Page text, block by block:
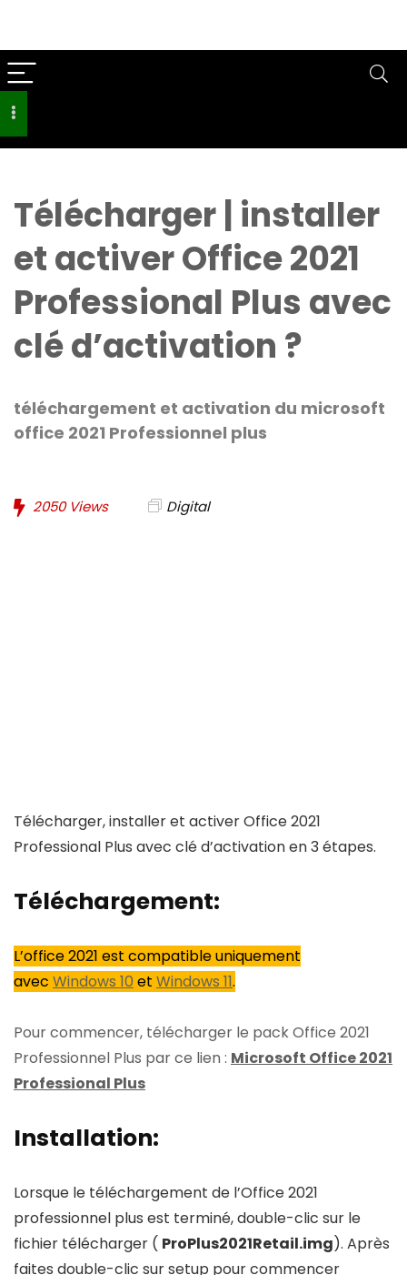
Télécharger | installer
et activer Office 2021
Professional Plus avec
clé d’activation ?
téléchargement et activation du microsoft
office 2021 Professionnel plus
2050Views Digital
Télécharger, installer et activer Office 2021
Professional Plus avec clé d’activation en 3 étapes.
Téléchargement:
L’office 2021 est compatible uniquement
avec Windows 10 et Windows 11.
Pour commencer, télécharger le pack Office 2021
Professionnel Plus par ce lien : Microsoft Office 2021
Professional Plus
Installation:
Lorsque le téléchargement de l’Office 2021
professionnel plus est terminé, double-clic sur le
fichier télécharger ( ProPlus2021Retail.img). Après
faites double-clic sur setup pour commencer